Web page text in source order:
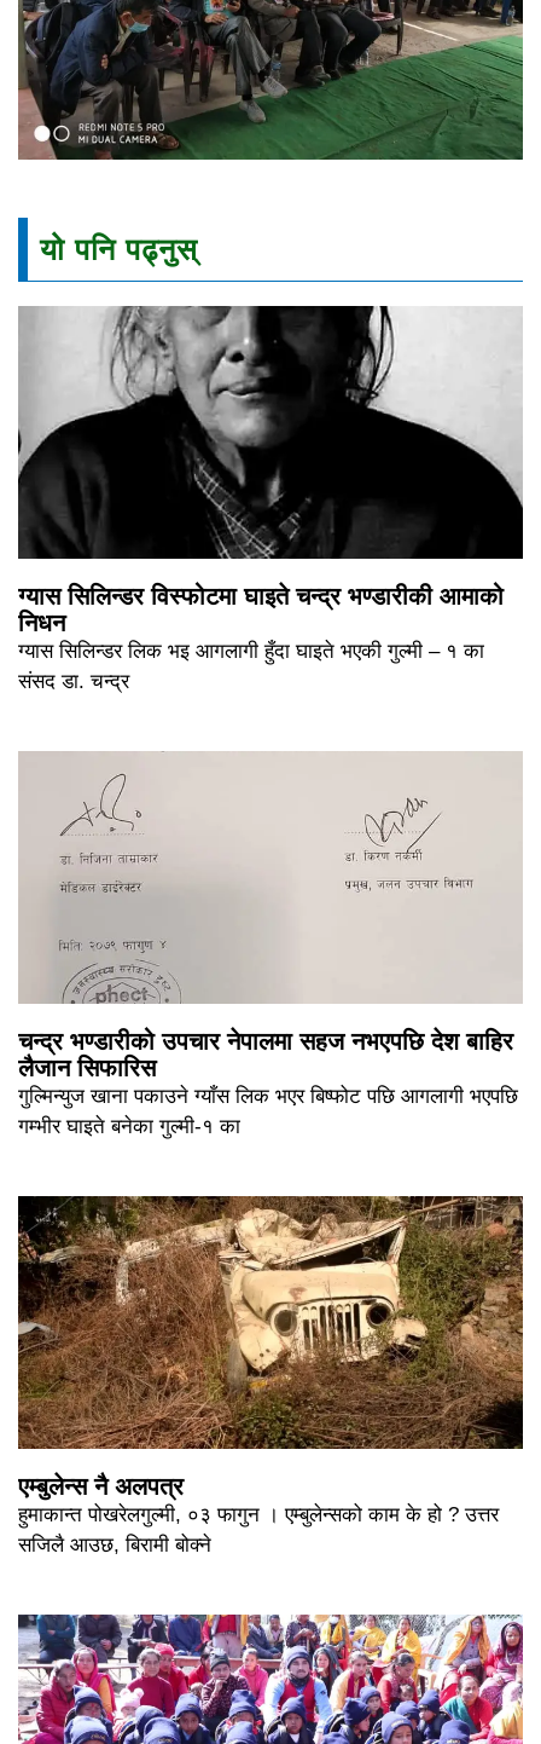
यो पनि पढ्नुस्
ग्यास सिलिन्डर विस्फोटमा घाइते चन्द्र भण्डारीकी आमाको
निधन
ग्यास सिलिन्डर लिक भइ आगलागी हुँदा घाइते भएकी गुल्मी – १ का
संसद डा. चन्द्र
चन्द्र भण्डारीको उपचार नेपालमा सहज नभएपछि देश बाहिर
लैजान सिफारिस
गुल्मिन्युज खाना पकाउने ग्याँस लिक भएर बिष्फोट पछि आगलागी भएपछि
गम्भीर घाइते बनेका गुल्मी-१ का
एम्बुलेन्स नै अलपत्र
हुमाकान्त पोखरेलगुल्मी, ०३ फागुन । एम्बुलेन्सको काम के हो ? उत्तर
सजिलै आउछ, बिरामी बोक्ने